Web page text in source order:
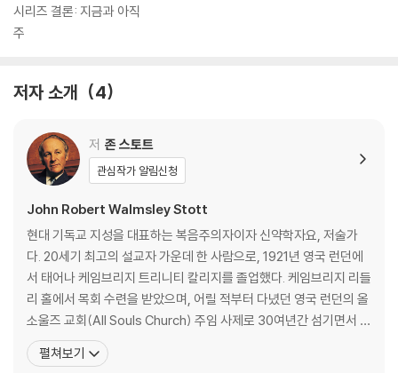
시리즈 결론: 지금과 아직
주
저자 소개 4
저 존 스토트
관심작가 알림신청
John Robert Walmsley Stott
현대 기독교 지성을 대표하는 복음주의자이자 신약학자요, 저술가
다. 20세기 최고의 설교자 가운데 한 사람으로, 1921년 영국 런던에
서 태어나 케임브리지 트리니티 칼리지를 졸업했다. 케임브리지 리들
리 홀에서 목회 수련을 받았으며, 어릴 적부터 다녔던 영국 런던의 올
소울즈 교회(All Souls Church) 주임 사제로 30여년간 섬기면서 강
력하고 혁신적인 목회 사역을 수행했다. 영국을 비롯한 범세계적인
복음주의권 지도자로서 로잔 언약(1974)을 입안했고, 그 후로도 로
펼쳐보기